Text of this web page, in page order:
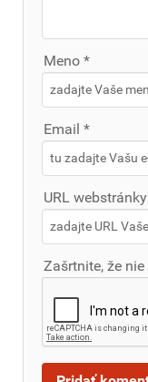
Meno *
Email *
URL webstránky
Zašrtnite, že